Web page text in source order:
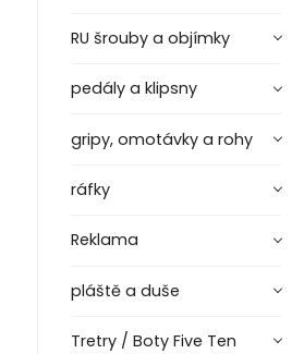
RU šrouby a objímky
pedály a klipsny
gripy, omotávky a rohy
ráfky
Reklama
pláště a duše
Tretry / Boty Five Ten